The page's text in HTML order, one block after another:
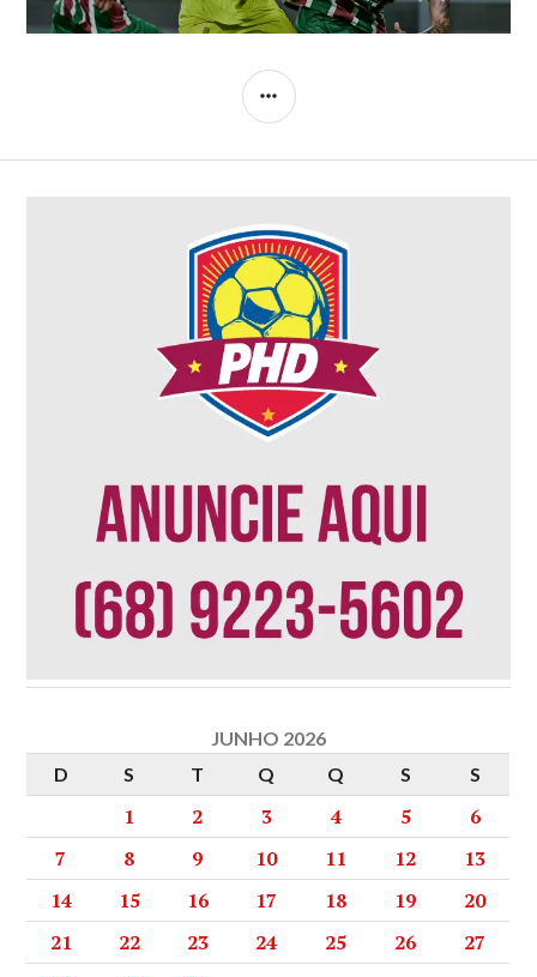
JUNHO 2026
D
S T Q Q S S
1 2 3 4 5
6
7
8 9 10 11 12
13
14
15 16 17 18 19
20
21
22 23 24 25 26
27